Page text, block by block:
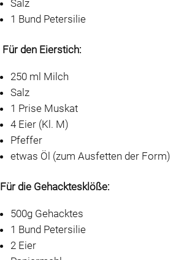
Salz
1 Bund Petersilie
Für den Eierstich:
250 ml Milch
Salz
1 Prise Muskat
4 Eier (Kl. M)
Pfeffer
etwas Öl (zum Ausfetten der Form)
Für die Gehacktesklöße:
500g Gehacktes
1 Bund Petersilie
2 Eier